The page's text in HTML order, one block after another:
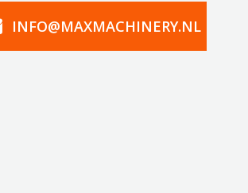
INFO@MAXMACHINERY.NL